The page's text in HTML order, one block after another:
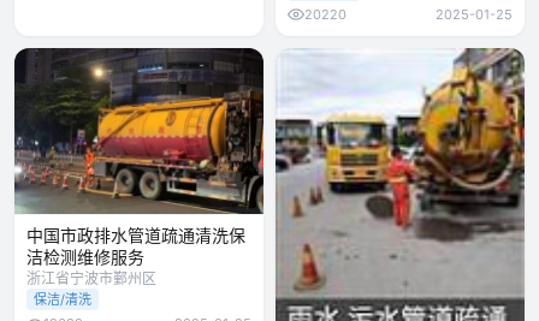
20220
2025-01-25
中国市政排水管道疏通清洗保
洁检测维修服务
浙江省宁波市鄞州区
保洁/清洗